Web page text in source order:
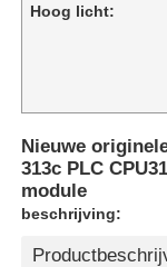
Hoog licht:
Nieuwe
313c PLC
module
beschrijving: